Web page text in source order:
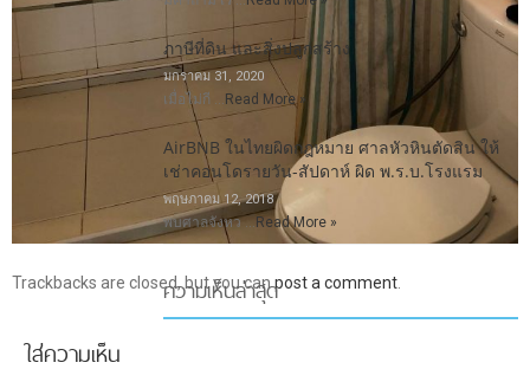
Trackbacks are closed, but you canpost a comment.
ใส่ความเห็น
ภาษีที่ดิน และสิ่งปลูกสร้าง
มกราคม 31, 2020
เมื่อไม่กี … Read More »
AirBNB ในไทยผิดกฎหมาย ศาลหัวหินตัดสิน ให้
เช่าคอนโดรายวัน-สัปดาห์ ผิด พ.ร.บ.โรงแรม
พฤษภาคม 12, 2018
พบศาลจังหว …Read More »
ความเห็นล่าสุด